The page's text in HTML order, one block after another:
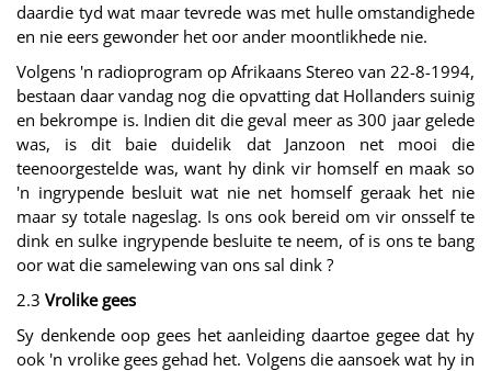
daardie tyd wat maar tevrede was met hulle omstandighede
en nie eers gewonder het oor ander moontlikhede nie.
Volgens 'n radioprogram op Afrikaans Stereo van 22-8-1994,
bestaan daar vandag nog die opvatting dat Hollanders suinig
en bekrompe is. Indien dit die geval meer as 300 jaar gelede
was, is dit baie duidelik dat Janzoon net mooi die
teenoorgestelde was, want hy dink vir homself en maak so
'n ingrypende besluit wat nie net homself geraak het nie
maar sy totale nageslag. Is ons ook bereid om vir onsself te
dink en sulke ingrypende besluite te neem, of is ons te bang
oor wat die samelewing van ons sal dink ?
2.3 Vrolike gees
Sy denkende oop gees het aanleiding daartoe gegee dat hy
ook 'n vrolike gees gehad het. Volgens die aansoek wat hy in